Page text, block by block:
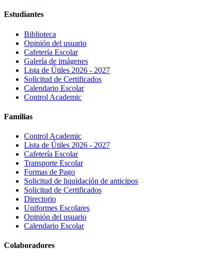
Estudiantes
Biblioteca
Opinión del usuario
Cafetería Escolar
Galería de imágenes
Lista de Útiles 2026 - 2027
Solicitud de Certificados
Calendario Escolar
Control Academic
Familias
Control Academic
Lista de Útiles 2026 - 2027
Cafetería Escolar
Transporte Escolar
Formas de Pago
Solicitud de liquidación de anticipos
Solicitud de Certificados
Directorio
Uniformes Escolares
Opinión del usuario
Calendario Escolar
Colaboradores